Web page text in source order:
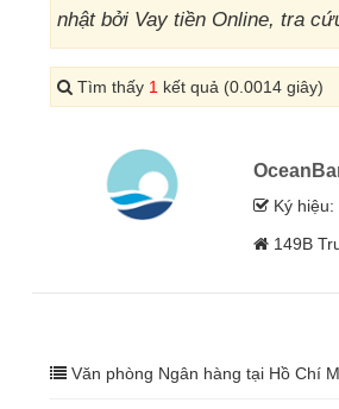
nhật bởi Vay tiền Online, tra
Tìm thấy 1 kết quả (0.0014 giây)
Ký hiệu:
149B
Văn phòng Ngân hàng tại Hồ Chí